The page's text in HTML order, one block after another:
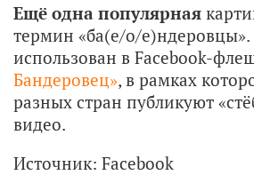
Ещё одна популярная
термин «ба(е/о/
использован в Facebook-
Бандеровец», в рамках
разных стран публикуют
видео.
Источник: Facebook